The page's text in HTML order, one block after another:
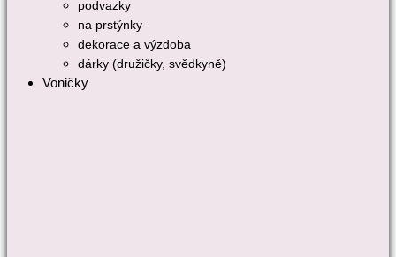
podvazky
na prstýnky
dekorace a výzdoba
dárky (družičky, svědkyně)
Voničky